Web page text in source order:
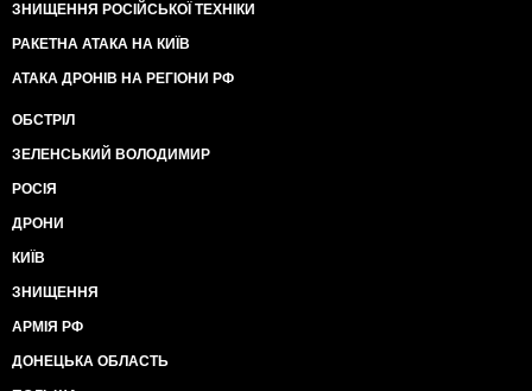
ЗНИЩЕННЯ РОСІЙСЬКОЇ ТЕХНІКИ
РАКЕТНА АТАКА НА КИЇВ
АТАКА ДРОНІВ НА РЕГІОНИ РФ
ОБСТРІЛ
ЗЕЛЕНСЬКИЙ ВОЛОДИМИР
РОСІЯ
ДРОНИ
КИЇВ
ЗНИЩЕННЯ
АРМІЯ РФ
ДОНЕЦЬКА ОБЛАСТЬ